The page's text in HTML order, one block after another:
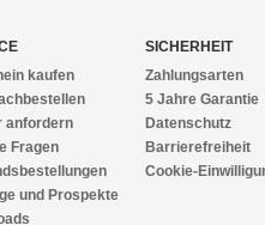
kaufen
anfordern
Fragen
und Prospekte
SICHERHEIT
Zahlungsarten
5 Jahre Garantie
Datenschutz
Barrierefreiheit
Cookie-